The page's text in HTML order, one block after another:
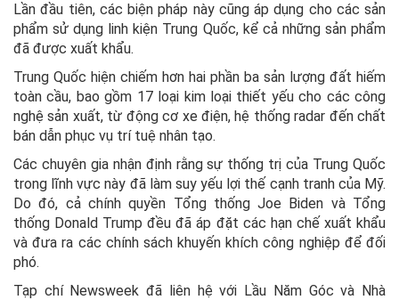
Lần đầu tiên, các biện pháp này cũng áp dụng cho các sản
phẩm sử dụng linh kiện Trung Quốc, kể cả những sản phẩm
đã được xuất khẩu.
Trung Quốc hiện chiếm hơn hai phần ba sản lượng đất hiếm
toàn cầu, bao gồm 17 loại kim loại thiết yếu cho các công
nghệ sản xuất, từ động cơ xe điện, hệ thống radar đến chất
bán dẫn phục vụ trí tuệ nhân tạo.
Các chuyên gia nhận định rằng sự thống trị của Trung Quốc
trong lĩnh vực này đã làm suy yếu lợi thế cạnh tranh của Mỹ.
Do đó, cả chính quyền Tổng thống Joe Biden và Tổng
thống Donald Trump đều đã áp đặt các hạn chế xuất khẩu
và đưa ra các chính sách khuyến khích công nghiệp để đối
phó.
Tạp chí Newsweek đã liên hệ với Lầu Năm Góc và Nhà